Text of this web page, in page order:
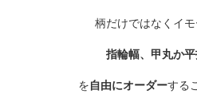
柄だけではなくイモ
指輪幅、甲丸か
を自由にオーダーする